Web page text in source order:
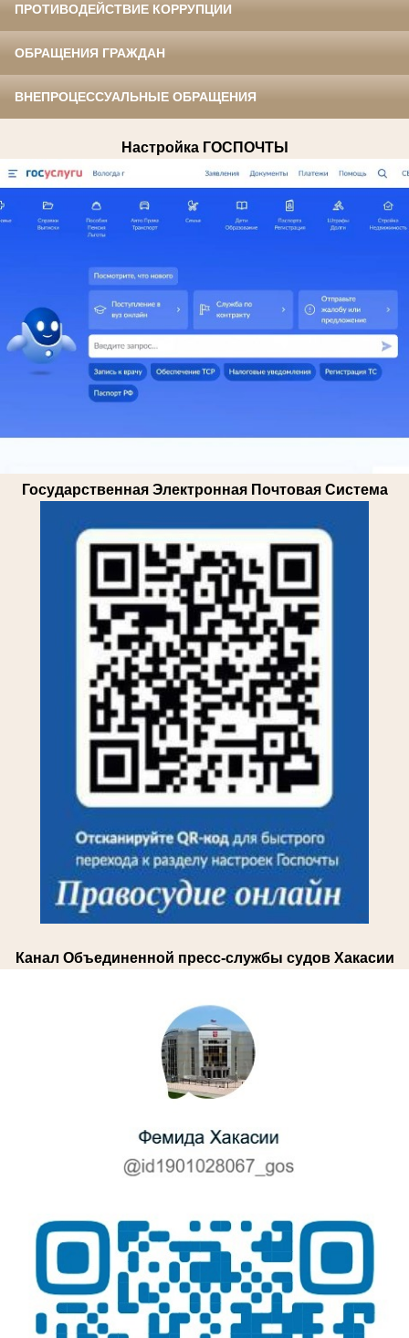
ПРОТИВОДЕЙСТВИЕ КОРРУПЦИИ
ОБРАЩЕНИЯ ГРАЖДАН
ВНЕПРОЦЕССУАЛЬНЫЕ ОБРАЩЕНИЯ
Настройка ГОСПОЧТЫ
Государственная Электронная Почтовая Система
Канал Объединенной пресс-службы судов Хакасии